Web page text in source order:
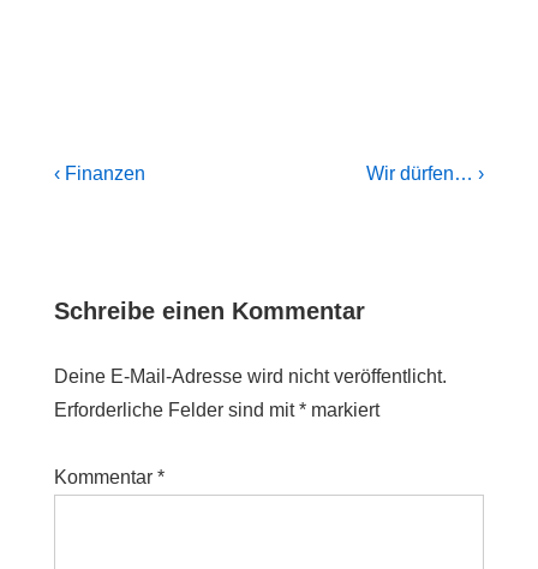
Beitragsnavigation
Previous
‹ Finanzen
Next
Wir dürfen… ›
Schreibe einen Kommentar
Deine E-Mail-Adresse wird nicht veröffentlicht.
Erforderliche Felder sind mit* markiert
Kommentar *